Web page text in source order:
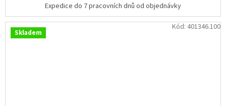
Expedice do 7 pracovních dnů od objednávky
Skladem
Kód: 401346.100